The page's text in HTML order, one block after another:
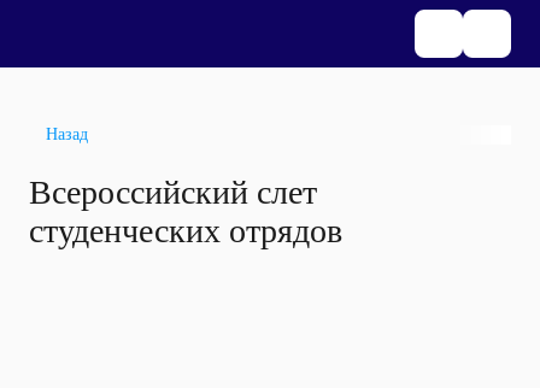
Назад
Всероссийский слет
студенческих отрядов